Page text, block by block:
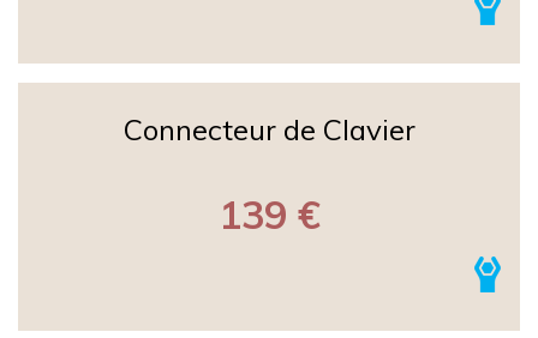
Connecteur de Clavier
139 €